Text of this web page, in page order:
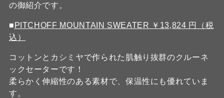
の御紹介です。
■ PITCHOFF MOUNTAIN SWEATER ￥13,824 円（税
込）
コットンとカシミヤで作られた肌触り抜群のクルーネ
ックセーターです！
柔らかく伸縮性のある素材で、保温性にも優れていま
す。